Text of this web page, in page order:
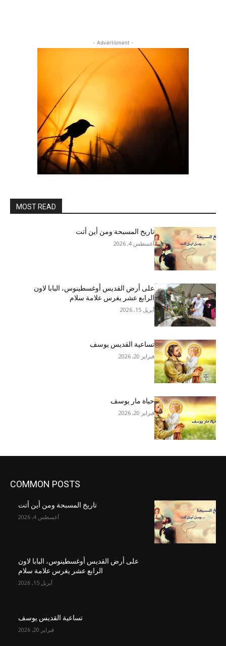
- Advertisment -
MOST READ
تاريخ المسبحة ومن أين أتت
أغسطس 4, 2026
على أرض القديس أوغسطينوس، البابا لاون
الرابع عشر يغرس علامة سلام
أبريل 15, 2026
تساعية القديس يوسف
فبراير 20, 2026
حياة مار يوسف
فبراير 20, 2026
COMMON POSTS
تاريخ المسبحة ومن أين أتت
أغسطس 4, 2026
على أرض القديس أوغسطينوس، البابا لاون
الرابع عشر يغرس علامة سلام
أبريل 15, 2026
تساعية القديس يوسف
فبراير 20, 2026